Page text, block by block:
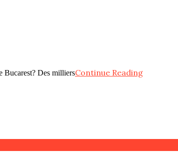
Bucarest? Des milliersContinue Reading